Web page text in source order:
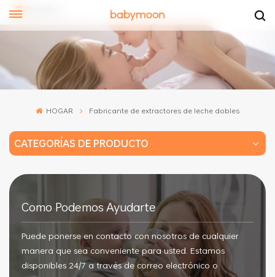
HOGAR Fabricante de extractores de leche dobles
CATEGORÍAS DE PRODUCTO
Como Podemos Ayudarte
Puede ponerse en contacto con nosotros de cualquier
manera que sea conveniente para usted. Estamos
disponibles 24/7 a través de correo electrónico o